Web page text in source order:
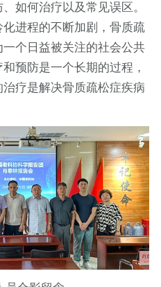
如何治疗以及常见误区。
进程的不断加剧，骨质疏
个日益被关注的社会公共
预防是一个长期的过程，
疗是解决骨质疏松症疾病